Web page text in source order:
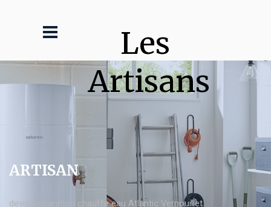
Les
Artisans
ARTISAN
devis Réparation chauffe eau Atlantic Vernouillet